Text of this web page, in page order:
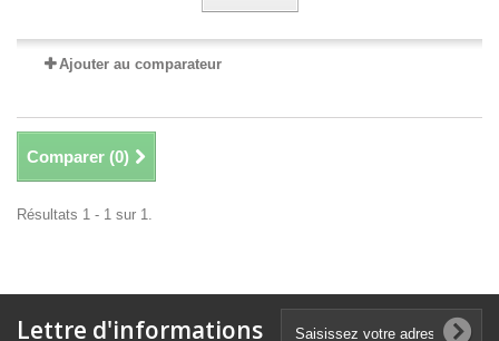
Ajouter au comparateur
Comparer (0)
Résultats 1 - 1 sur 1.
Lettre d'informations